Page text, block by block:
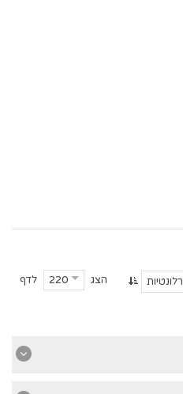
הצג 220 לדף רלונטיות